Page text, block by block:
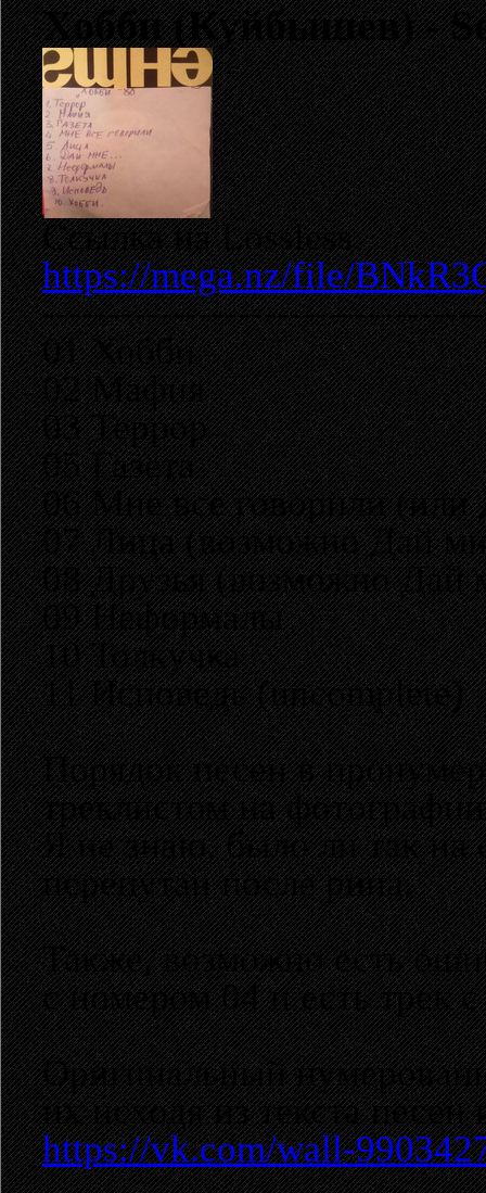
Хобби (Куйбышев) -
Ссылка на Lossless.
https://mega.nz/file/
01 Хобби
02 Мафия
03 Террор
05 Газета
06 Мне все говорили
07 Лица (возможно Дай
08 Друзья (возможно Дай
09 Неформалы
10 Толкучка
11 Исповедь (uncomplete)
Порядок песен в
треклистом на
Я не знаю, было ли так на
перепутан после рипа.
Также, возможно есть
с номером 04 и есть трек
Оригинальный
их исходя из текста
https://vk.com/wall-